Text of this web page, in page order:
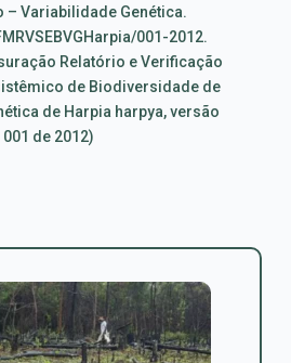
– Variabilidade Genética.
001-2012.
Relatório e Verificação
de Biodiversidade de
de Harpia harpya, versão
001 de 2012)